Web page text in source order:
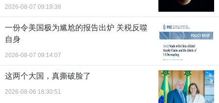
2026-08-07 09:19:38
一份令美国极为尴尬的报告出炉 关税反噬
自身
2026-08-07 09:14:07
这两个大国，真撕破脸了
2026-08-06 16:30:51